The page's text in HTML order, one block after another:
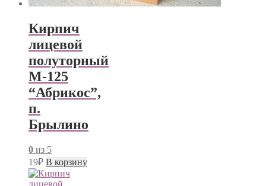
Кирпич
лицевой
полуторный
М-125
“Абрикос”,
п.
Брылино
0 из 5
19₽ В корзину